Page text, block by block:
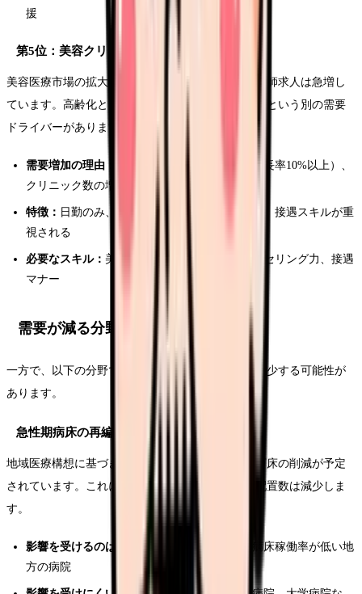
援
第5位：美容クリニック
美容医療市場の拡大に伴い、美容クリニックの看護師求人は急増し
ています。高齢化とは無関係に、美容意識の高まりという別の需要
ドライバーがあります。
需要増加の理由：
美容医療市場の拡大（年間成長率10%以上）、
クリニック数の増加、男性美容の伸び
特徴： 日勤のみ、高年収（年収500〜700万円）、接遇スキルが重
視される
必要なスキル： 美容施術の知識・技術、カウンセリング力、接遇
マナー
需要が減る分野と対策
一方で、以下の分野では看護師の需要が相対的に減少する可能性が
あります。
急性期病床の再編
地域医療構想に基づき、全国の急性期病床は約13万床の削減が予定
されています。これにより、急性期病棟の看護師配置数は減少しま
す。
影響を受けるのは：
中小規模の急性期病院、病床稼働率が低い地
方の病院